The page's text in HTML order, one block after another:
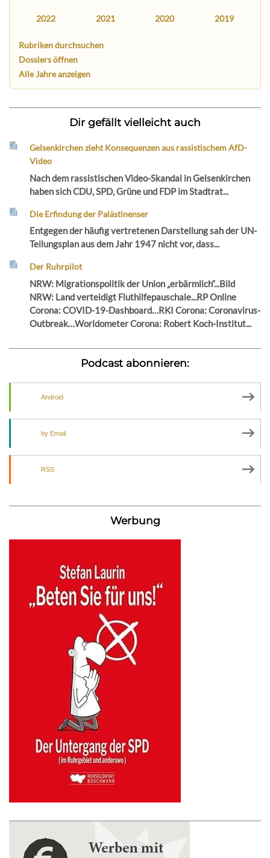
2022 2021 2020 2019
Rubriken durchsuchen
Dossiers öffnen
Alle Jahre anzeigen
Dir gefällt vielleicht auch
Gelsenkirchen zieht Konsequenzen aus rassistischem AfD-
Video
Nach dem rassistischen Video-Skandal in Gelsenkirchen
haben sich CDU, SPD, Grüne und FDP im Stadtrat...
Die Erfindung der Palästinenser
Entgegen der häufig vertretenen Darstellung sah der UN-
Teilungsplan aus dem Jahr 1947 nicht vor, dass...
Der Ruhrpilot
NRW: Migrationspolitik der Union „erbärmlich“...Bild
NRW: Land verteidigt Fluthilfepauschale...RP Online
Corona: COVID-19-Dashboard…RKI Corona: Coronavirus-
Outbreak…Worldometer Corona: Robert Koch-Institut...
Podcast abonnieren:
Android
by Email
RSS
Werbung